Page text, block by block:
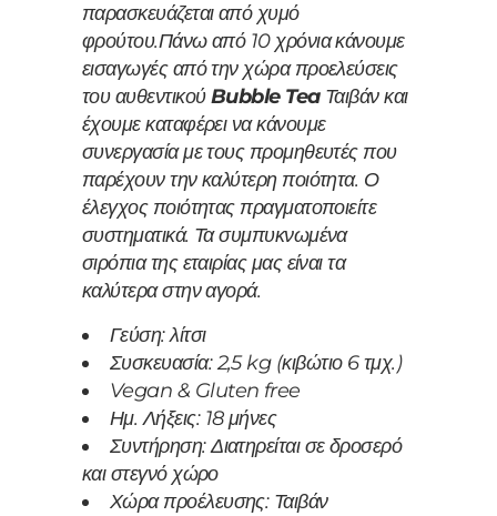
παρασκευάζεται από χυμό
φρούτου.Πάνω από 10 χρόνια κάνουμε
εισαγωγές από την χώρα προελεύσεις
του αυθεντικούBubble TeaΤαιβάν και
έχουμε καταφέρει να κάνουμε
συνεργασία με τους προμηθευτές που
παρέχουν την καλύτερη ποιότητα. Ο
έλεγχος ποιότητας πραγματοποιείτε
συστηματικά. Τα συμπυκνωμένα
σιρόπια της εταιρίας μας είναι τα
καλύτερα στην αγορά.
Γεύση: λίτσι
Συσκευασία: 2,5 kg (κιβώτιο 6 τμχ.)
Vegan & Gluten free
Ημ. Λήξεις: 18 μήνες
Συντήρηση: Διατηρείται σε δροσερό
και στεγνό χώρο
Χώρα προέλευσης: Ταιβάν